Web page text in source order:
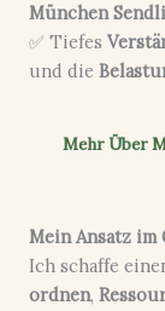
München
✅ Tiefes
und die
Mehr Über
Mein Ansatz im
Ich schaffe
ordnen,